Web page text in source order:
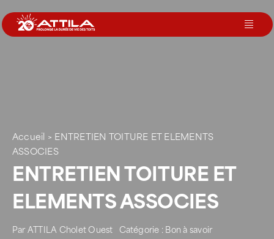
au
contenu
Nos agences
Rejoignez-nous
Accueil > ENTRETIEN TOITURE ET ELEMENTS
ASSOCIES
ENTRETIEN TOITURE ET
ELEMENTS ASSOCIES
ParATTILA Cholet Ouest Catégorie : Bon à savoir